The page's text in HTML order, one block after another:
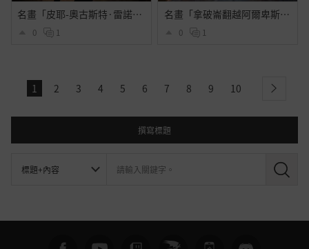
名畫「皮耶-奧古斯特·雷諾瓦肖像」
0 1
名畫「拿破崙翻越阿爾卑斯山」
0 1
1 2 3 4 5 6 7 8 9 10 next
撰寫標題
搜